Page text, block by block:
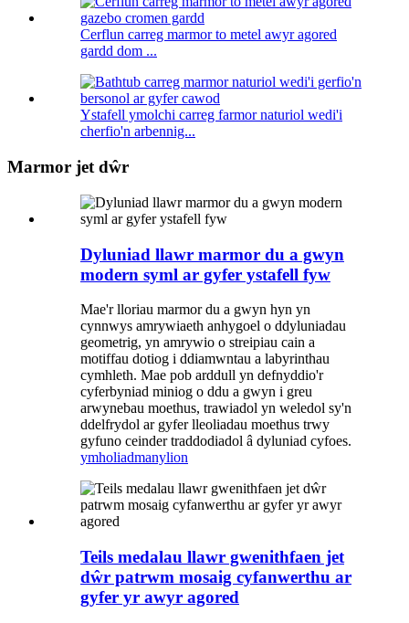
Cerflun carreg marmor to metel awyr agored
gardd dom ...
Ystafell ymolchi carreg farmor naturiol wedi'i
cherfio'n arbennig...
Marmor jet dŵr
Dyluniad llawr marmor du a gwyn
modern syml ar gyfer ystafell fyw
Mae'r lloriau marmor du a gwyn hyn yn
cynnwys amrywiaeth anhygoel o ddyluniadau
geometrig, yn amrywio o streipiau cain a
motiffau dotiog i ddiamwntau a labyrinthau
cymhleth. Mae pob arddull yn defnyddio'r
cyferbyniad miniog o ddu a gwyn i greu
arwynebau moethus, trawiadol yn weledol sy'n
ddelfrydol ar gyfer lleoliadau moethus trwy
gyfuno ceinder traddodiadol â dyluniad cyfoes.
ymholiadmanylion
Teils medalau llawr gwenithfaen jet
dŵr patrwm mosaig cyfanwerthu ar
gyfer yr awyr agored